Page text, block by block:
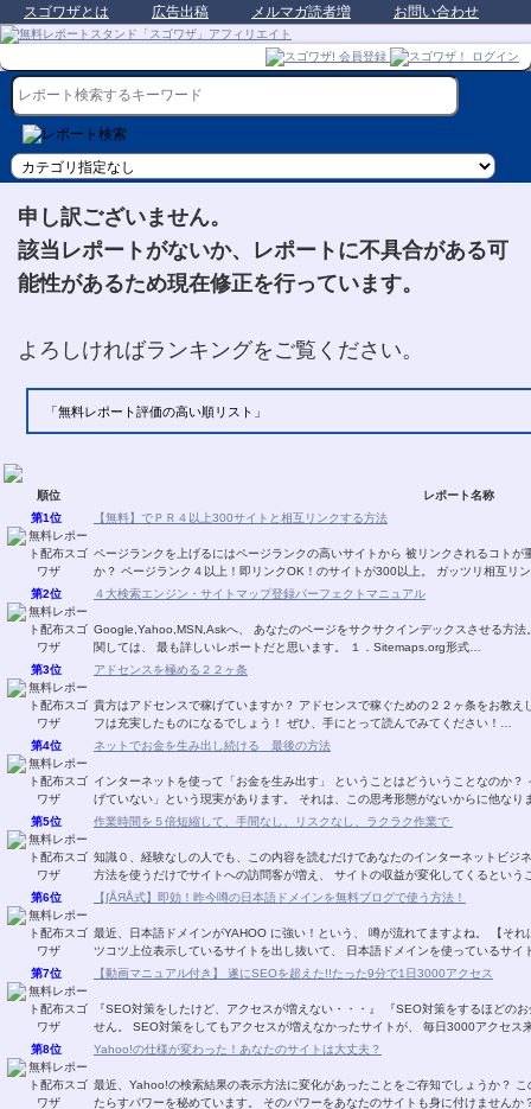
スゴワザとは 広告出稿 メルマガ読者増 お問い合わせ
申し訳ございません。
該当レポートがないか、レポートに不具合がある可
能性があるため現在修正を行っています。
よろしければランキングをご覧ください。
「無料レポート評価の高い順リスト」
順位
レポート名称
第1位
【無料】でＰＲ４以上300サイトと相互リンクする方法
ページランクを上げるにはページランクの高いサイトから 被リンクされるコトが重要です。 でも、被リンク先を探す
か？ ページランク４以上！即リンクOK！の
第2位
４大検索エンジン・サイトマップ登録パーフェクトマニュアル
Google,Yahoo,MSN,Askへ、 あなたのページをサクサクインデックスさせる方法。 2007年5月現在、日本におけるサイトマップ利
関しては、 最も詳しいレポートだと思います。 １．Sitemaps.org形式…
第3位
アドセンスを極める２２ヶ条
貴方はアドセンスで稼げていますか？ アドセンスで稼ぐための２２ヶ条をお教
フは充実したものになるでしょう！ ぜひ、手にとって読んでみてください！…
第4位
ネットでお金を生み出し続ける 最後の方法
インターネットを使って「お金を生み出す」 ということはどういうことなのか？ インターネットビジネスを始めたほとんどの人が 「稼
げていない」という現実があります。 それは、この思考形態がないから
第5位
作業時間を５倍短縮して、手間なし、リスクなし、ラクラク作業で
知識０、経験なしの人でも、この内容を読むだけであなたのインターネットビジネスの「販売力
第6位 【∫ÅЯÅ式】即効！昨今噂の日本語ドメインを無料ブログで使う方法！
最近、日本語ドメインがYAHOO に強い！という、 噂が流れてますよね。 【それは事実のようです！】 というのは、 ＳＥＯを掛け、コ
ツコツ上位表示しているサイトを出し抜いて、 日本語ドメインを使っている
第7位
【動画マニュアル付き】 遂にSEOを超えた!!たった9分で1日3000アクセス
『SEO対策をしたけど、アクセスが増えない・・・』 『SEO対策をするほどのお金も無い・・・』 もう、こ
せん。 SEO対策をしてもアクセスが増えなかったサイトが、 毎日3000アクセ
第8位
Yahoo!の仕様が変わった！あなたのサイトは大丈夫？
最近、Yahoo!の検索結果の表示方法に変化があったことをご存知でしょうか？ この変化は、ユーザーのクリック誘導に大きな変化をも